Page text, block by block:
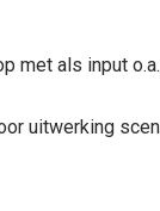
met als input
uitwerking